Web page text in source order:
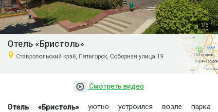
1/6
Отель «Бристоль»
Ставропольский край, Пятигорск, Соборная улица 19
Смотреть видео
Отель «Бристоль»уютно устроился возле парка